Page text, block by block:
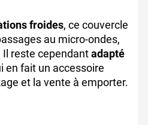
froides, ce couvercle
au micro-ondes,
Il reste cependantadapté
en fait un accessoire
et la vente à emporter.